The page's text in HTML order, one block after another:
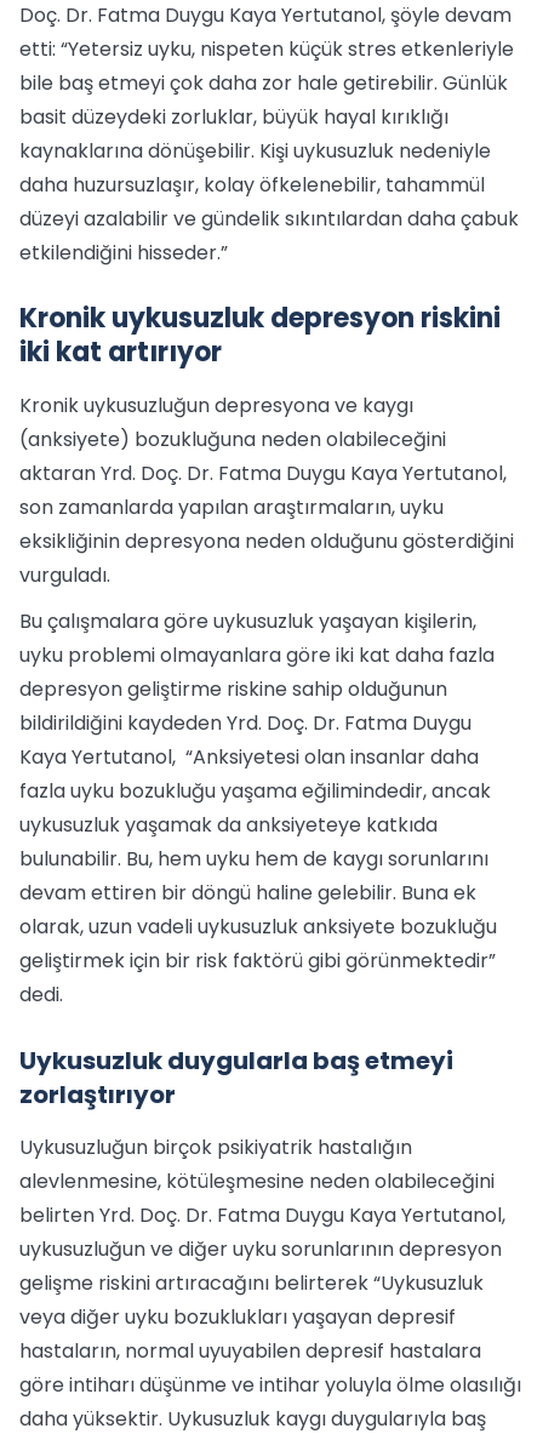
Doç. Dr. Fatma Duygu Kaya Yertutanol, şöyle devam
etti: “Yetersiz uyku, nispeten küçük stres etkenleriyle
bile baş etmeyi çok daha zor hale getirebilir. Günlük
basit düzeydeki zorluklar, büyük hayal kırıklığı
kaynaklarına dönüşebilir. Kişi uykusuzluk nedeniyle
daha huzursuzlaşır, kolay öfkelenebilir, tahammül
düzeyi azalabilir ve gündelik sıkıntılardan daha çabuk
etkilendiğini hisseder.”
Kronik uykusuzluk depresyon riskini
iki kat artırıyor
Kronik uykusuzluğun depresyona ve kaygı
(anksiyete) bozukluğuna neden olabileceğini
aktaran Yrd. Doç. Dr. Fatma Duygu Kaya Yertutanol,
son zamanlarda yapılan araştırmaların, uyku
eksikliğinin depresyona neden olduğunu gösterdiğini
vurguladı.
Bu çalışmalara göre uykusuzluk yaşayan kişilerin,
uyku problemi olmayanlara göre iki kat daha fazla
depresyon geliştirme riskine sahip olduğunun
bildirildiğini kaydeden Yrd. Doç. Dr. Fatma Duygu
Kaya Yertutanol, “Anksiyetesi olan insanlar daha
fazla uyku bozukluğu yaşama eğilimindedir, ancak
uykusuzluk yaşamak da anksiyeteye katkıda
bulunabilir. Bu, hem uyku hem de kaygı sorunlarını
devam ettiren bir döngü haline gelebilir. Buna ek
olarak, uzun vadeli uykusuzluk anksiyete bozukluğu
geliştirmek için bir risk faktörü gibi görünmektedir”
dedi.
Uykusuzluk duygularla baş etmeyi
zorlaştırıyor
Uykusuzluğun birçok psikiyatrik hastalığın
alevlenmesine, kötüleşmesine neden olabileceğini
belirten Yrd. Doç. Dr. Fatma Duygu Kaya Yertutanol,
uykusuzluğun ve diğer uyku sorunlarının depresyon
gelişme riskini artıracağını belirterek “Uykusuzluk
veya diğer uyku bozuklukları yaşayan depresif
hastaların, normal uyuyabilen depresif hastalara
göre intiharı düşünme ve intihar yoluyla ölme olasılığı
daha yüksektir. Uykusuzluk kaygı duygularıyla baş